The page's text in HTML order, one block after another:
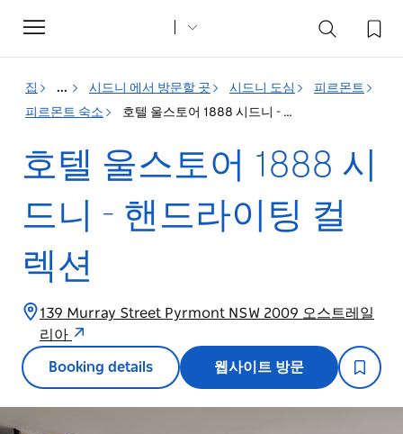
Toggle
navigation
집 ... 시드니 에서 방문할 곳 시드니 도심
피르몬트
피르몬트 숙소
호텔 울스토어 1888 시드니 - 핸드라이팅 컬렉션
호텔 울스토어 1888 시
드니 - 핸드라이팅 컬
렉션
139 Murray Street Pyrmont NSW 2009 오스트레일
리아
Booking details 웹사이트 방문